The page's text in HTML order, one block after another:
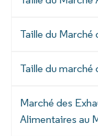
Taille du
Taille du
Marché des
Alimentaires au